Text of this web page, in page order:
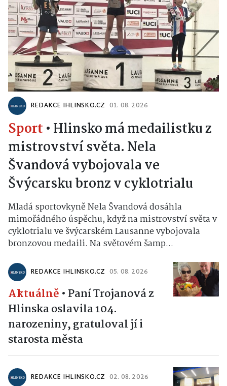
REDAKCE IHLINSKO.CZ 01. 08. 2026
Sport • Hlinsko má medailistku z
mistrovství světa. Nela
Švandová vybojovala ve
Švýcarsku bronz v cyklotrialu
Mladá sportovkyně Nela Švandová dosáhla
mimořádného úspěchu, když na mistrovství světa v
cyklotrialu ve švýcarském Lausanne vybojovala
bronzovou medaili. Na světovém šamp...
REDAKCE IHLINSKO.CZ 05. 08. 2026
Aktuálně • Paní Trojanová z
Hlinska oslavila 104.
narozeniny, gratuloval jí i
starosta města
REDAKCE IHLINSKO.CZ 02. 08. 2026